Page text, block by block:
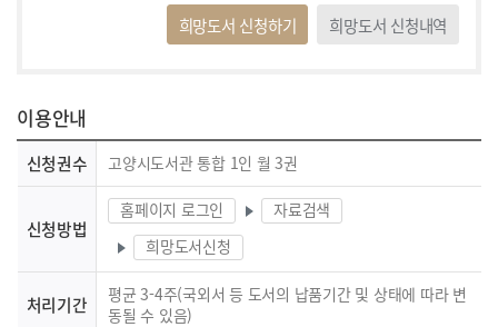
희망도서 신청하기 희망도서 신청내역
이용안내
신청권수 고양시도서관 통합 1인 월 3권
신청방법
홈페이지 로그인
자료검색
희망도서신청
처리기간
평균 3-4주(국외서 등 도서의 납품기간 및 상태에 따라 변
동될 수 있음)